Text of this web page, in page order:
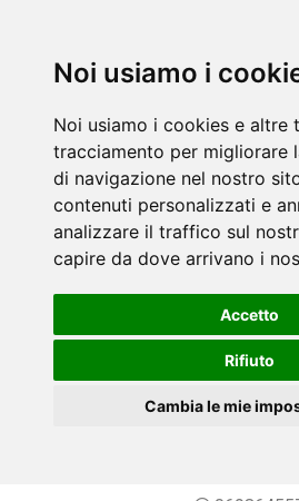
Noi usiamo i
Noi usiamo i cookies e altre
tracciamento per migliorare
di navigazione nel nostro
contenuti personalizzati e
analizzare il traffico sul
capire da dove arrivano i
Accetto
Rifiuto
Cambia le mie